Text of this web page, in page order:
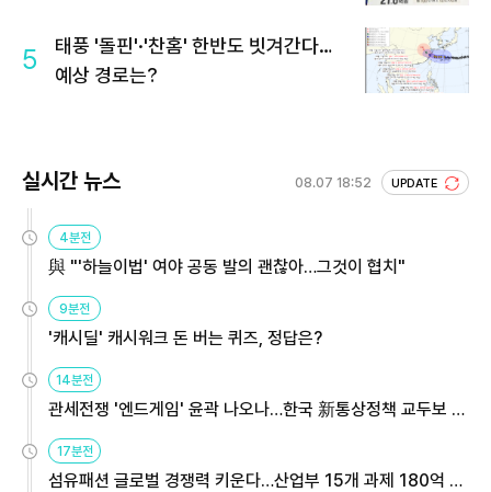
5
태풍 '돌핀'·'찬홈' 한반도 빗겨간다…
예상 경로는?
실시간 뉴스 08.07 18:52 UPDATE
4분전
與 "'하늘이법' 여야 공동 발의 괜찮아…그것이 협치"
9분전
'캐시딜' 캐시워크 돈 버는 퀴즈, 정답은?
14분전
관세전쟁 '엔드게임' 윤곽 나오나…한국 新통상정책 교두보 활
용해야
17분전
섬유패션 글로벌 경쟁력 키운다…산업부 15개 과제 180억 지